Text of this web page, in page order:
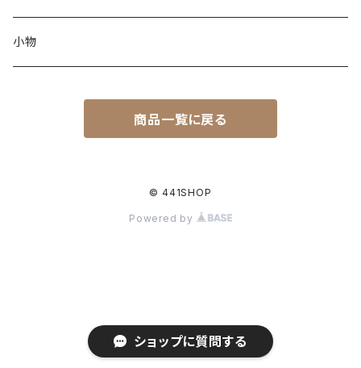
ショップに質問する
小物
商品一覧に戻る
© 441SHOP
Powered by